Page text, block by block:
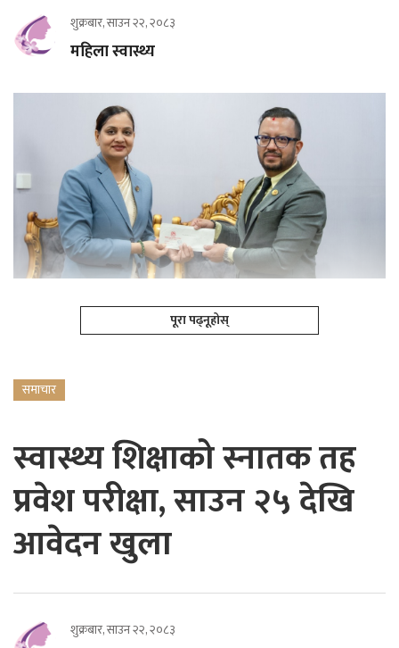
शुक्रबार, साउन २२, २०८३
महिला स्वास्थ्य
पूरा पढ्नूहोस्
समाचार
स्वास्थ्य शिक्षाको स्नातक तह
प्रवेश परीक्षा, साउन २५ देखि
आवेदन खुला
शुक्रबार, साउन २२, २०८३